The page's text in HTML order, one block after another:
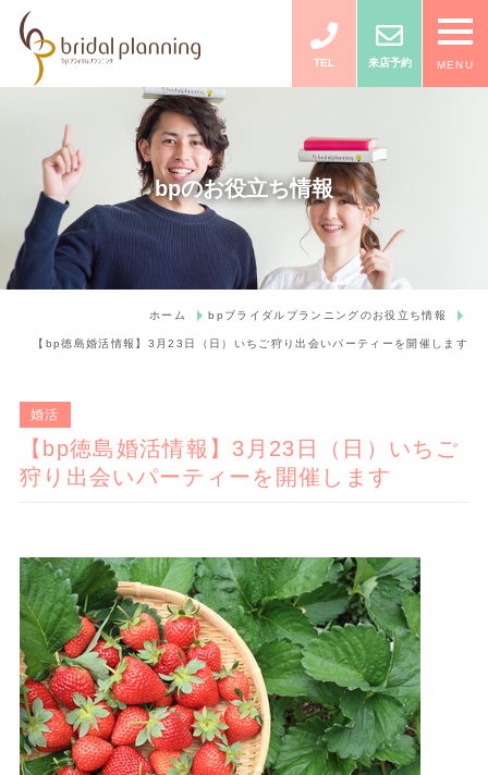
TEL 来店予約 MENU
bpのお役立ち情報
ホーム bpブライダルプランニングのお役立ち情報
【bp徳島婚活情報】3月23日（日）いちご狩り出会いパーティーを開催します
婚活
【bp徳島婚活情報】3月23日（日）いちご
狩り出会いパーティーを開催します